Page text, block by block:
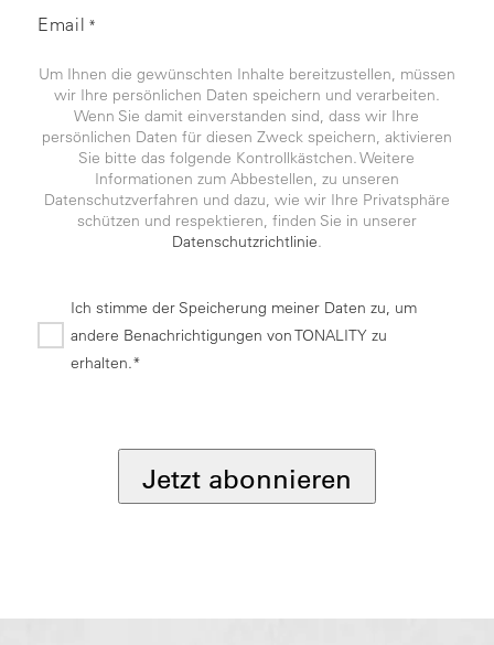
Email *
Um Ihnen die gewünschten Inhalte bereitzustellen, müssen
wir Ihre persönlichen Daten speichern und verarbeiten.
Wenn Sie damit einverstanden sind, dass wir Ihre
persönlichen Daten für diesen Zweck speichern, aktivieren
Sie bitte das folgende Kontrollkästchen. Weitere
Informationen zum Abbestellen, zu unseren
Datenschutzverfahren und dazu, wie wir Ihre Privatsphäre
schützen und respektieren, finden Sie in unserer
Datenschutzrichtlinie.
Ich stimme der Speicherung meiner Daten zu, um
andere Benachrichtigungen von TONALITY zu
erhalten.*
Jetzt abonnieren